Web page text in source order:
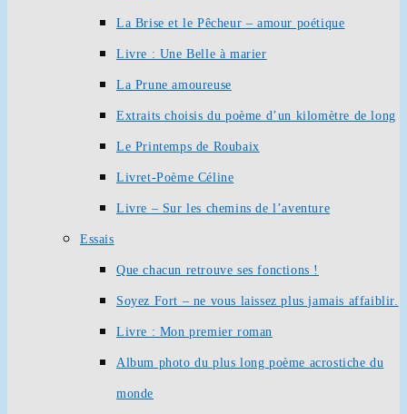
La Brise et le Pêcheur – amour poétique
Livre : Une Belle à marier
La Prune amoureuse
Extraits choisis du poème d’un kilomètre de long
Le Printemps de Roubaix
Livret-Poème Céline
Livre – Sur les chemins de l’aventure
Essais
Que chacun retrouve ses fonctions !
Soyez Fort – ne vous laissez plus jamais affaiblir.
Livre : Mon premier roman
Album photo du plus long poème acrostiche du
monde